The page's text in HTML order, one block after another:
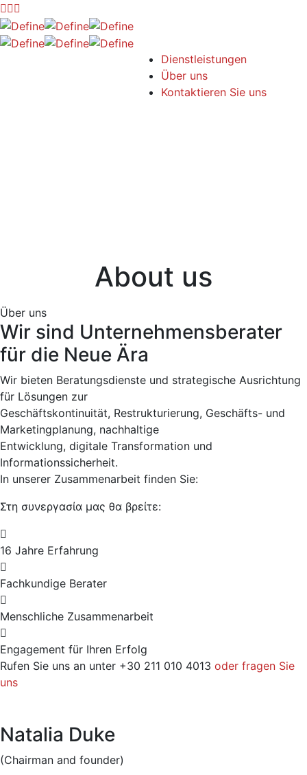
Dienstleistungen
Über uns
Kontaktieren Sie uns
About us
Über uns
Wir sind Unternehmensberater
für die Neue Ära
Wir bieten Beratungsdienste und strategische Ausrichtung
für Lösungen zur
Geschäftskontinuität, Restrukturierung, Geschäfts- und
Marketingplanung, nachhaltige
Entwicklung, digitale Transformation und
Informationssicherheit.
In unserer Zusammenarbeit finden Sie:
Στη συνεργασία μας θα βρείτε:
16 Jahre Erfahrung
Fachkundige Berater
Menschliche Zusammenarbeit
Engagement für Ihren Erfolg
Rufen Sie uns an unter +30 211 010 4013 oder fragen Sie
uns
Natalia Duke
(Chairman and founder)